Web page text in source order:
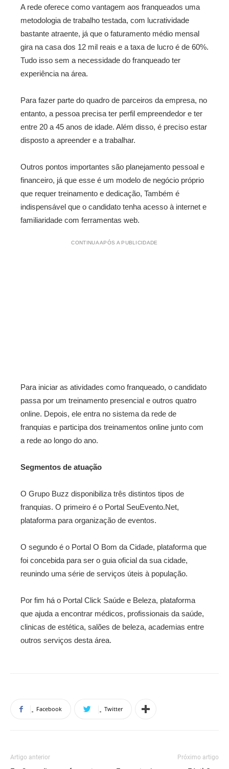
A rede oferece como vantagem aos franqueados uma
metodologia de trabalho testada, com lucratividade
bastante atraente, já que o faturamento médio mensal
gira na casa dos 12 mil reais e a taxa de lucro é de 60%.
Tudo isso sem a necessidade do franqueado ter
experiência na área.
Para fazer parte do quadro de parceiros da empresa, no
entanto, a pessoa precisa ter perfil empreendedor e ter
entre 20 a 45 anos de idade. Além disso, é preciso estar
disposto a apreender e a trabalhar.
Outros pontos importantes são planejamento pessoal e
financeiro, já que esse é um modelo de negócio próprio
que requer treinamento e dedicação, Também é
indispensável que o candidato tenha acesso à internet e
familiaridade com ferramentas web.
CONTINUA APÓS A PUBLICIDADE
Para iniciar as atividades como franqueado, o candidato
passa por um treinamento presencial e outros quatro
online. Depois, ele entra no sistema da rede de
franquias e participa dos treinamentos online junto com
a rede ao longo do ano.
Segmentos de atuação
O Grupo Buzz disponibiliza três distintos tipos de
franquias. O primeiro é o Portal SeuEvento.Net,
plataforma para organização de eventos.
O segundo é o Portal O Bom da Cidade, plataforma que
foi concebida para ser o guia oficial da sua cidade,
reunindo uma série de serviços úteis à população.
Por fim há o Portal Click Saúde e Beleza, plataforma
que ajuda a encontrar médicos, profissionais da saúde,
clinicas de estética, salões de beleza, academias entre
outros serviços desta área.
Facebook Twitter
Artigo anterior Próximo artigo